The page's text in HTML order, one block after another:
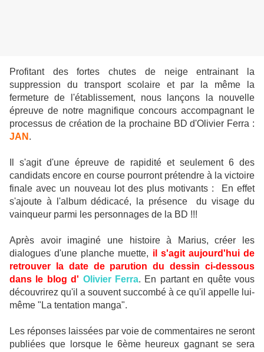
Profitant des fortes chutes de neige entrainant la
suppression du transport scolaire et par la même la
fermeture de l'établissement, nous lançons la nouvelle
épreuve de notre magnifique concours accompagnant le
processus de création de la prochaine BD d'Olivier Ferra :
JAN .
Il s'agit d'une épreuve de rapidité et seulement 6 des
candidats encore en course pourront prétendre à la victoire
finale avec un nouveau lot des plus motivants : En effet
s'ajoute à l'album dédicacé, la présence du visage du
vainqueur parmi les personnages de la BD !!!
Après avoir imaginé une histoire à Marius, créer les
dialogues d'une planche muette, il s'agit aujourd'hui de
retrouver la date de parution du dessin ci-dessous
dans le blog d' Olivier Ferra. En partant en quête vous
découvrirez qu'il a souvent succombé à ce qu'il appelle lui-
même "La tentation manga".
Les réponses laissées par voie de commentaires ne seront
publiées que lorsque le 6ème heureux gagnant se sera